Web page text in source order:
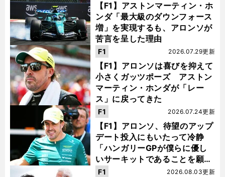
【F1】アストンマーティン・ホ
ンダ「最大級のダウンフォース
増」を実現するも、アロンソが
苦言を呈した理由
【F1】アロンソは喜びを抑えて
小さくガッツポーズ アストン
マーティン・ホンダが「レー
ス」に戻ってきた
2026.07.29更新
F1
【F1】アロンソ、待望のアップ
デート投入にもいたって冷静
「ハンガリーGPが僕らに優し
いサーキットであることを願
う」
2026.07.24更新
F1
2026.08.03更新
F1